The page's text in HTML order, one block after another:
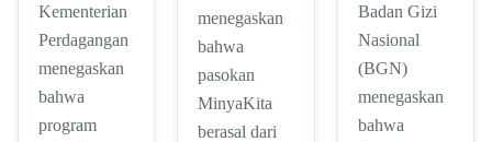
Kementerian
Perdagangan
menegaskan
bahwa
program
menegaskan
bahwa
pasokan
MinyaKita
berasal dari
Badan Gizi
Nasional
(BGN)
menegaskan
bahwa